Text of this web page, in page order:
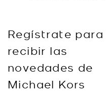
Regístrate para
recibir las
novedades de
Michael Kors